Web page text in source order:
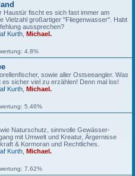
Haustür fischt es sich fast immer am
Vielzahl großartiger "Fliegenwasser". Habt
aussprechen?
Kurth
Michael.
4.8%
sowie aller Ostseeangler. Was
sicher viel zu erzählen! Denn mal los!
Kurth
Michael.
5.46%
Naturschutz, sinnvolle Gewässer-
mit Umwelt und Kreatur, Ärgernisse
& Kormoran und Rechtliches.
Kurth
Michael.
7.62%